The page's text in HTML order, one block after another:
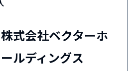
株式会社ベクターホ
ールディングス